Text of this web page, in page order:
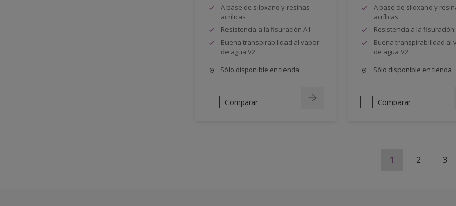
A base de siloxano y resinas
acrílicas
Resistencia a la fisuración A1
Buena transpirabilidad al vapor
de agua V2
Sólo disponible en tienda
Comparar
A base de siloxano y
acrílicas
Resistencia a la fisuración
Buena transpirabilidad al
de agua V2
Sólo disponible en tienda
Comparar
1 2 3